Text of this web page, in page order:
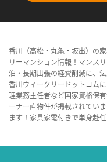
香川（高松・丸亀・坂出）の
リーマンション情報！マンス
泊・長期出張の経費削減に、
香川ウィークリードットコム
理業務主任者など国家資格保
ーナー直物件が掲載されてい
ます！家具家電付きで単身赴任